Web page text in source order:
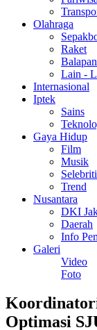
Olahraga
Raket
Balapan
Lain -
Internasional
Iptek
Sains
Gaya Hidup
Film
Musik
Trend
Nusantara
DKI
Daerah
Info
Galeri
Video
Foto
Optimasi